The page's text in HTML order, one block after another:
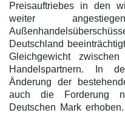
Preisauftriebes in den
weiter
Deutschland
Gleichgewicht
Handelspartnern. In
Änderung der
auch die Forderung
Deutschen Mark